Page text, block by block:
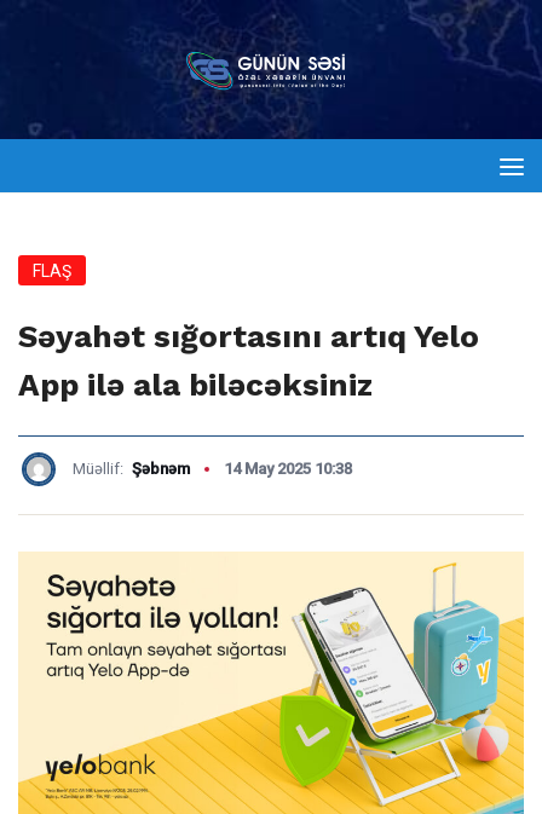
FLAŞ
Səyahət sığortasını artıq Yelo
App ilə ala biləcəksiniz
Müəllif: Şəbnəm 14 May 2025 10:38